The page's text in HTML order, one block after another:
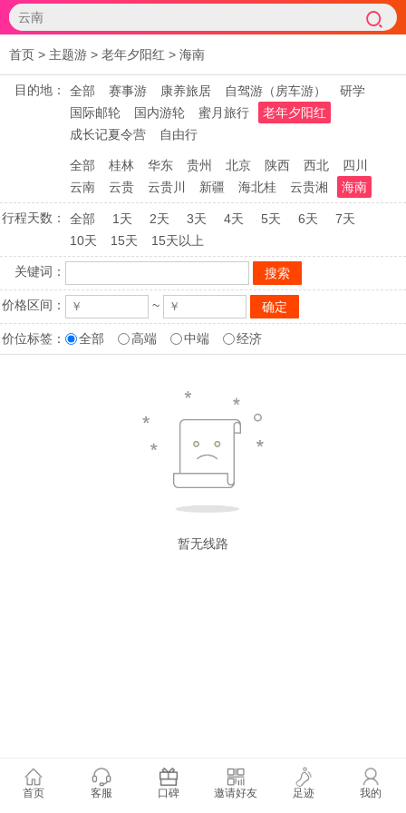
首页 > 主题游 > 老年夕阳红 > 海南
目的地： 全部 赛事游 康养旅居 自驾游（房车游）
研学
国际邮轮
国内游轮 蜜月旅行
老年夕阳红
成长记夏令营
自由行
全部 桂林 华东 贵州 北京 陕西 西北
四川
云南
云贵 云贵川 新疆 海北桂 云贵湘 海南
行程天数： 全部 1天 2天 3天 4天 5天 6天
7天
10天
15天 15天以上
关键词：
价格区间： ~
价位标签： 全部 高端 中端 经济
暂无线路
首页 客服 口碑 邀请好友 足迹 我的